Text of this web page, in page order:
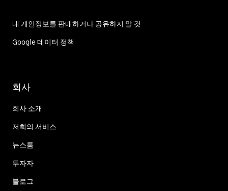
내 개인정보를 판매하거나 공유하지 말 것
Google 데이터 정책
회사
회사 소개
저희의 서비스
뉴스룸
투자자
블로그